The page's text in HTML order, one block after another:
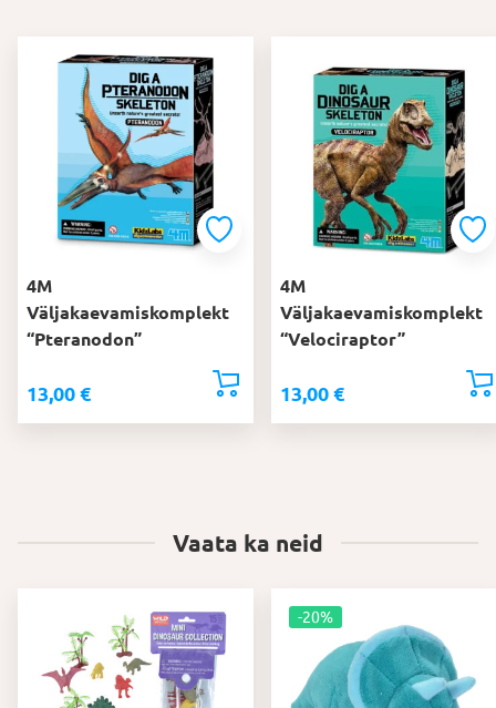
4M
Väljakaevamiskomplekt
“Pteranodon”
13,00 €
4M
Väljakaevamiskomplekt
“Velociraptor”
13,00 €
Vaata ka neid
-20%